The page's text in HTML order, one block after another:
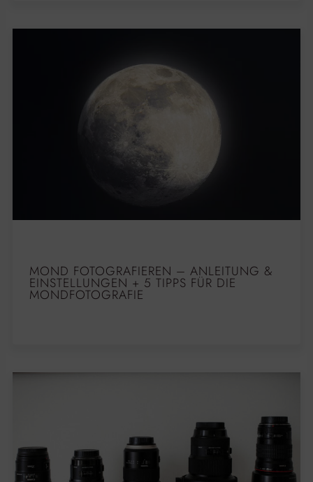
MOND FOTOGRAFIEREN – ANLEITUNG &
EINSTELLUNGEN + 5 TIPPS FÜR DIE
MONDFOTOGRAFIE